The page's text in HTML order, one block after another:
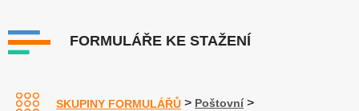
FORMULÁŘE KE STAŽENÍ
SKUPINY FORMULÁŘŮ > Poštovní >